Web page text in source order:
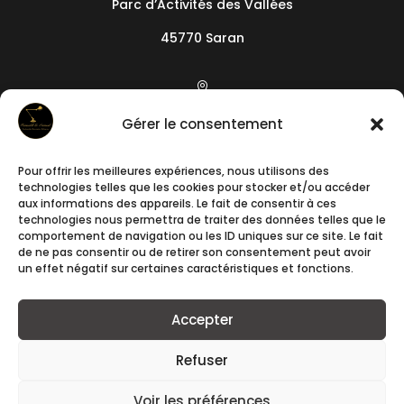
Gérer le consentement
Pour offrir les meilleures expériences, nous utilisons des
technologies telles que les cookies pour stocker et/ou accéder
aux informations des appareils. Le fait de consentir à ces
technologies nous permettra de traiter des données telles que le
comportement de navigation ou les ID uniques sur ce site. Le fait
de ne pas consentir ou de retirer son consentement peut avoir
un effet négatif sur certaines caractéristiques et fonctions.
Accepter
Refuser
Parc d’Activités des Vallées
45770 Saran

19 camin de l’Arieta

+33788241640

contact@romuald-et-samuel.fr